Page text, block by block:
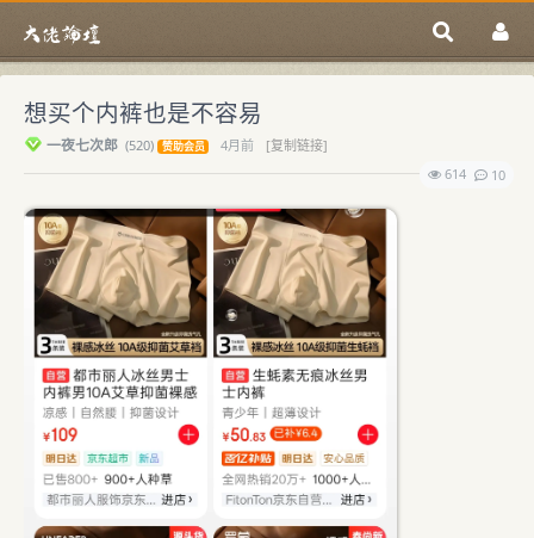
想买个内裤也是不容易
一夜七次郎 (520) 赞助会员 4月前
[复制链接]
614
10